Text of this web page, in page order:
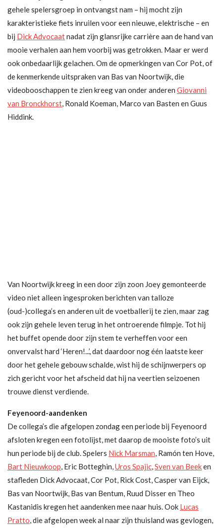
gehele spelersgroep in ontvangst nam – hij mocht zijn
karakteristieke fiets inruilen voor een nieuwe, elektrische – en
bij Dick Advocaatnadat zijn glansrijke carrière aan de hand van
mooie verhalen aan hem voorbij was getrokken. Maar er werd
ook onbedaarlijk gelachen. Om de opmerkingen van Cor Pot, of
de kenmerkende uitspraken van Bas van Noortwijk, die
videobooschappen te zien kreeg van onder anderen Giovanni
van Bronckhorst, Ronald Koeman, Marco van Basten en Guus
Hiddink.
Van Noortwijk kreeg in een door zijn zoon Joey gemonteerde
video niet alleen ingesproken berichten van talloze
(oud-)collega’s en anderen uit de voetballerij te zien, maar zag
ook zijn gehele leven terug in het ontroerende filmpje. Tot hij
het buffet opende door zijn stem te verheffen voor een
onvervalst hard ‘Heren!...’, dat daardoor nog één laatste keer
door het gehele gebouw schalde, wist hij de schijnwerpers op
zich gericht voor het afscheid dat hij na veertien seizoenen
trouwe dienst verdiende.
Feyenoord-aandenken
De collega’s die afgelopen zondag een periode bij Feyenoord
afsloten kregen een fotolijst, met daarop de mooiste foto’s uit
hun periode bij de club. Spelers Nick Marsman, Ramón ten Hove,
Bart Nieuwkoop, Eric Botteghin,Uros Spajic,Sven van Beeken
stafleden Dick Advocaat, Cor Pot, Rick Cost, Casper van Eijck,
Bas van Noortwijk, Bas van Bentum, Ruud Disser en Theo
Kastanidis kregen het aandenken mee naar huis. Ook Lucas
Pratto, die afgelopen week al naar zijn thuisland was gevlogen,